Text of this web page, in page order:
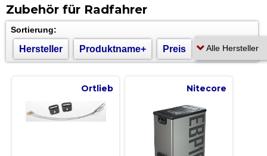
Zubehör für Radfahrer
Sortierung:
Hersteller Produktname+ Preis
Ortlieb Nitecore